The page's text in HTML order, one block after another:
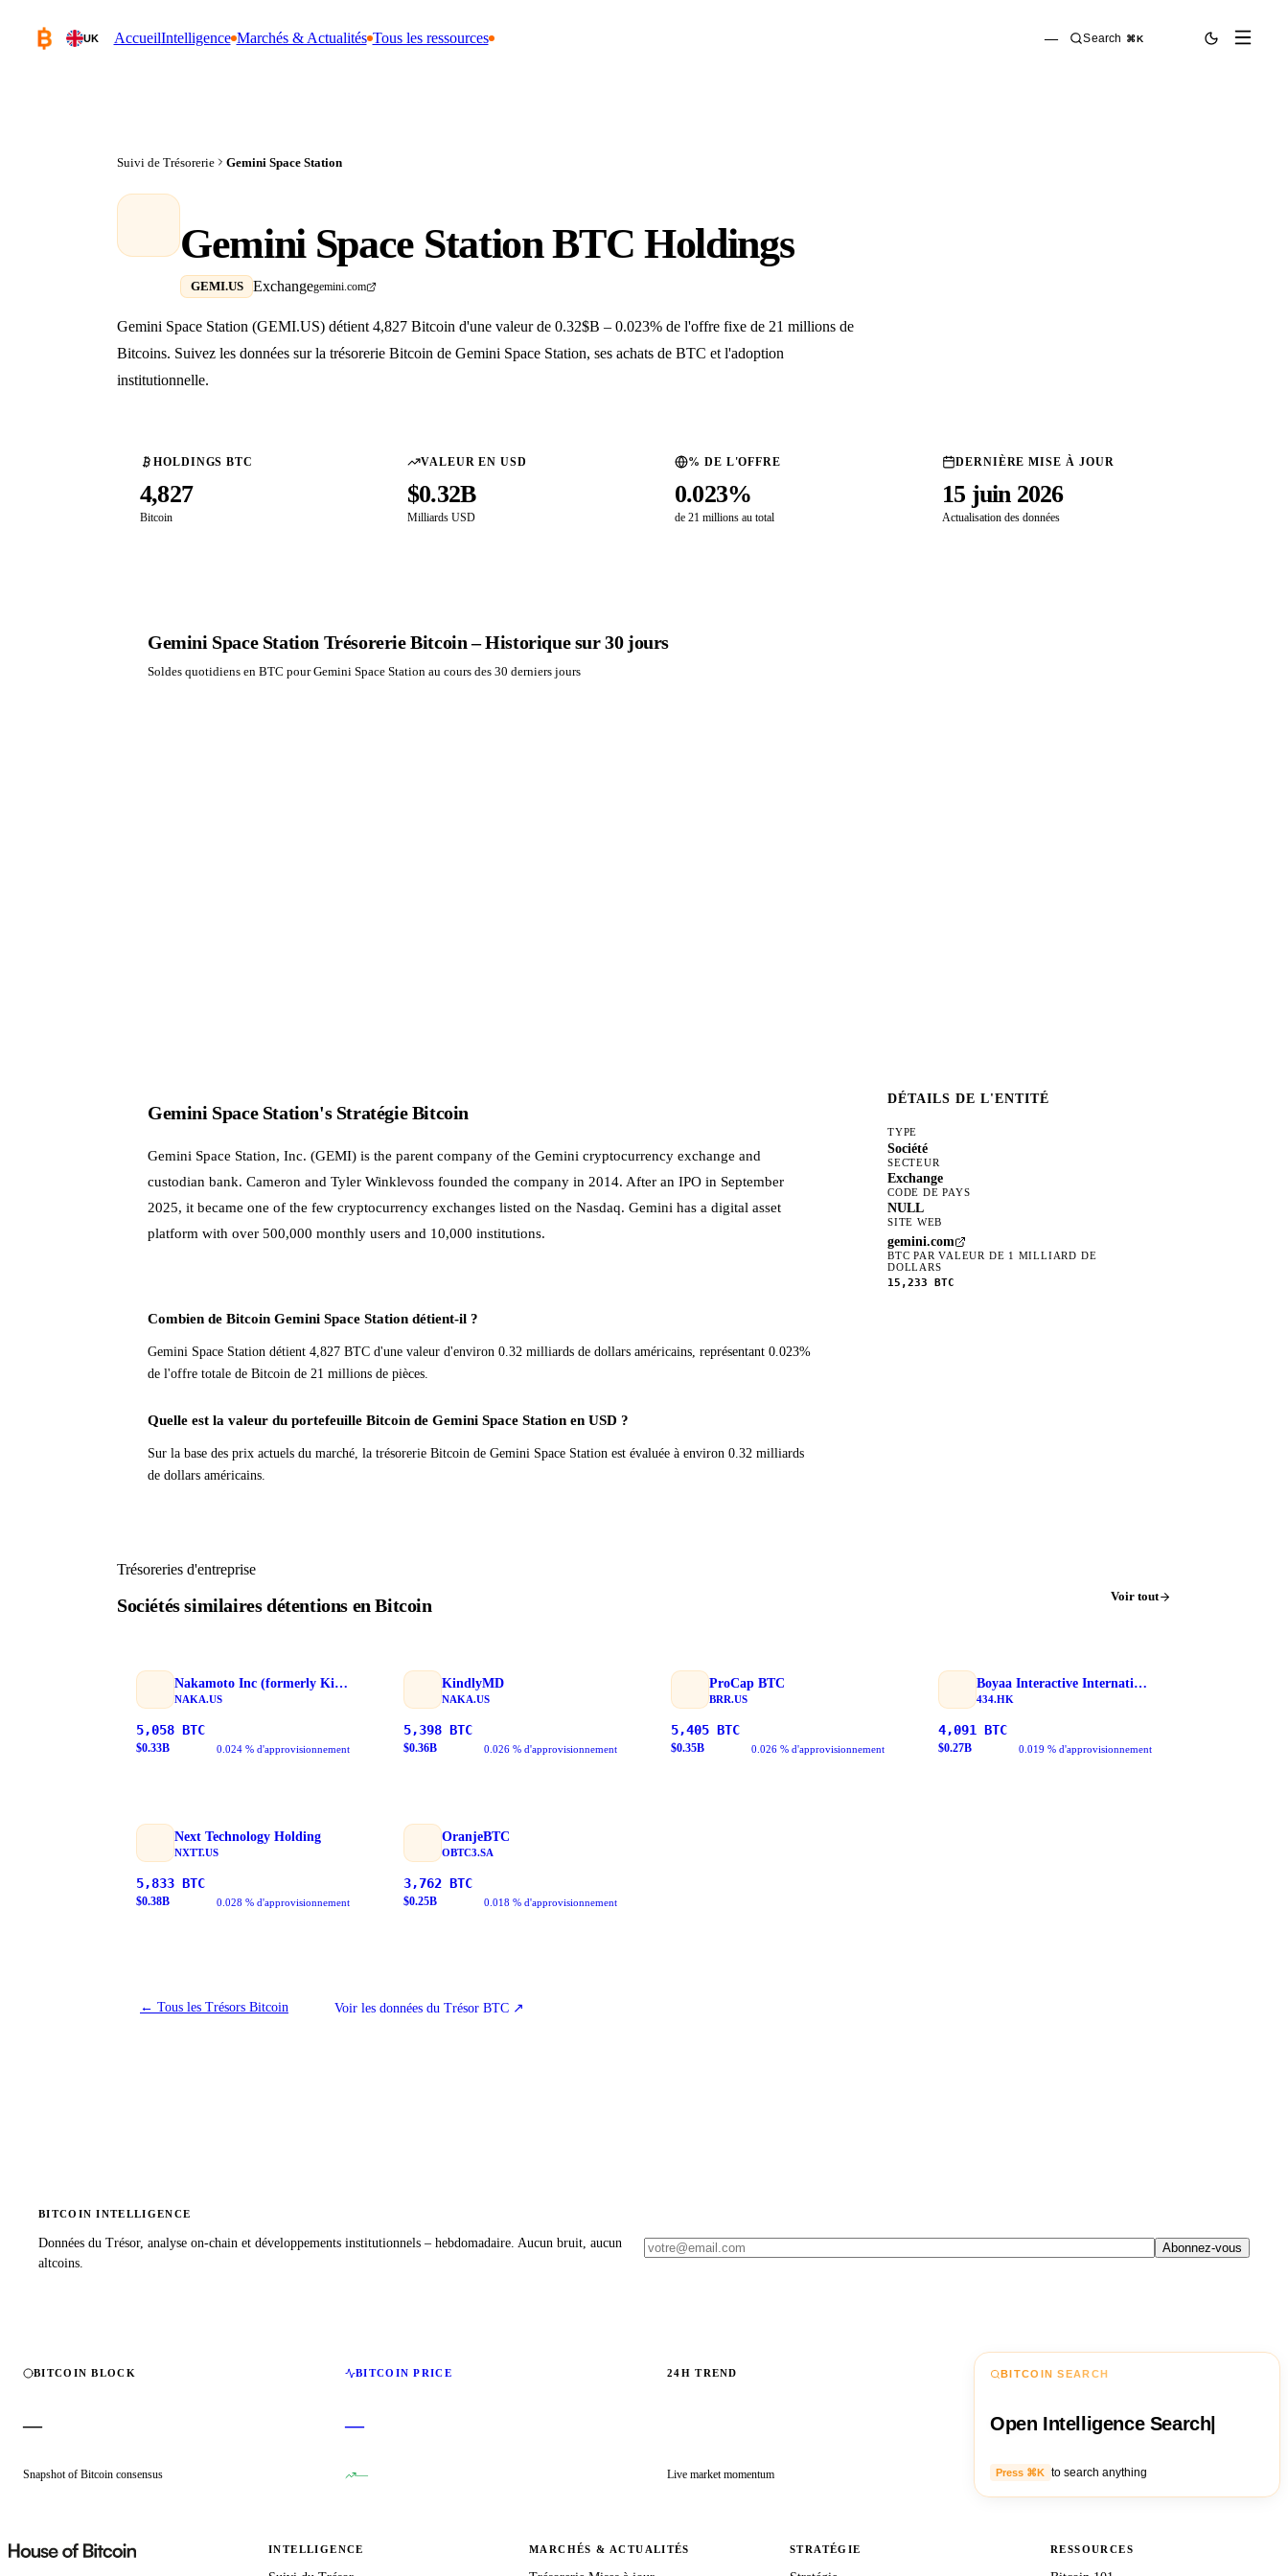
UK AccueilIntelligence Marchés & Actualités Tous les ressources — Search ⌘K
Suivi de Trésorerie Gemini Space Station
Gemini Space Station BTC Holdings
GEMI.US Exchangegemini.com
Gemini Space Station (GEMI.US) détient 4,827 Bitcoin d'une valeur de 0.32$B – 0.023% de l'offre fixe de 21 millions de
Bitcoins. Suivez les données sur la trésorerie Bitcoin de Gemini Space Station, ses achats de BTC et l'adoption
institutionnelle.
HOLDINGS BTC
4,827
Bitcoin
VALEUR EN USD
$0.32B
Milliards USD
% DE L'OFFRE
0.023%
de 21 millions au total
DERNIÈRE MISE À JOUR
15 juin 2026
Actualisation des données
Gemini Space Station Trésorerie Bitcoin – Historique sur 30 jours
Soldes quotidiens en BTC pour Gemini Space Station au cours des 30 derniers jours
Gemini Space Station's Stratégie Bitcoin
Gemini Space Station, Inc. (GEMI) is the parent company of the Gemini cryptocurrency exchange and
custodian bank. Cameron and Tyler Winklevoss founded the company in 2014. After an IPO in September
2025, it became one of the few cryptocurrency exchanges listed on the Nasdaq. Gemini has a digital asset
platform with over 500,000 monthly users and 10,000 institutions.
Combien de Bitcoin Gemini Space Station détient-il ?
Gemini Space Station détient 4,827 BTC d'une valeur d'environ 0.32 milliards de dollars américains, représentant 0.023%
de l'offre totale de Bitcoin de 21 millions de pièces.
Quelle est la valeur du portefeuille Bitcoin de Gemini Space Station en USD ?
Sur la base des prix actuels du marché, la trésorerie Bitcoin de Gemini Space Station est évaluée à environ 0.32 milliards
de dollars américains.
DÉTAILS DE L'ENTITÉ
TYPE
Société
SECTEUR
Exchange
CODE DE PAYS
NULL
SITE WEB
gemini.com
BTC PAR VALEUR DE 1 MILLIARD DE
DOLLARS
15,233 BTC
Trésoreries d'entreprise
Sociétés similaires détentions en Bitcoin Voir tout
Nakamoto Inc (formerly KindlyMD)
NAKA.US
5,058 BTC
$0.33B 0.024 % d'approvisionnement
KindlyMD
NAKA.US
5,398 BTC
$0.36B 0.026 % d'approvisionnement
ProCap BTC
BRR.US
5,405 BTC
$0.35B 0.026 % d'approvisionnement
Boyaa Interactive International Limited
434.HK
4,091 BTC
$0.27B 0.019 % d'approvisionnement
Next Technology Holding
NXTT.US
5,833 BTC
$0.38B 0.028 % d'approvisionnement
OranjeBTC
OBTC3.SA
3,762 BTC
$0.25B 0.018 % d'approvisionnement
← Tous les Trésors Bitcoin Voir les données du Trésor BTC ↗
BITCOIN INTELLIGENCE
Données du Trésor, analyse on-chain et développements institutionnels – hebdomadaire. Aucun bruit, aucun
altcoins.
Abonnez-vous
BITCOIN BLOCK
—
Snapshot of Bitcoin consensus
BITCOIN PRICE
—
—
24H TREND
Live market momentum
BITCOIN SEARCH
Open Intelligence Search
Press ⌘K to search anything
INTELLIGENCE MARCHÉS & ACTUALITÉS STRATÉGIE RESSOURCES